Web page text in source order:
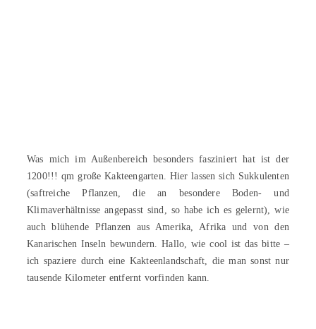
Was mich im Außenbereich besonders fasziniert hat ist der
1200!!! qm große Kakteengarten. Hier lassen sich Sukkulenten
(saftreiche Pflanzen, die an besondere Boden- und
Klimaverhältnisse angepasst sind, so habe ich es gelernt), wie
auch blühende Pflanzen aus Amerika, Afrika und von den
Kanarischen Inseln bewundern. Hallo, wie cool ist das bitte –
ich spaziere durch eine Kakteenlandschaft, die man sonst nur
tausende Kilometer entfernt vorfinden kann.